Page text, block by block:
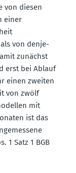
von diesen
einer
als von denje­
zunächst
erst bei Ablauf
einen zweiten
von zwölf
mit
ist das
1 Satz 1 BGB